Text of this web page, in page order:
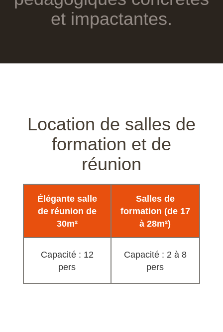
et impactantes.
Location de salles de
formation et de
réunion
Élégante salle
de réunion de
30m²
Salles de
formation (de 17
à 28m²)
Capacité : 12
pers
Capacité : 2 à 8
pers